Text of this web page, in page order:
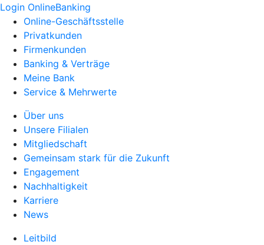
Login OnlineBanking
Online-Geschäftsstelle
Privatkunden
Firmenkunden
Banking & Verträge
Meine Bank
Service & Mehrwerte
Über uns
Unsere Filialen
Mitgliedschaft
Gemeinsam stark für die Zukunft
Engagement
Nachhaltigkeit
Karriere
News
Leitbild